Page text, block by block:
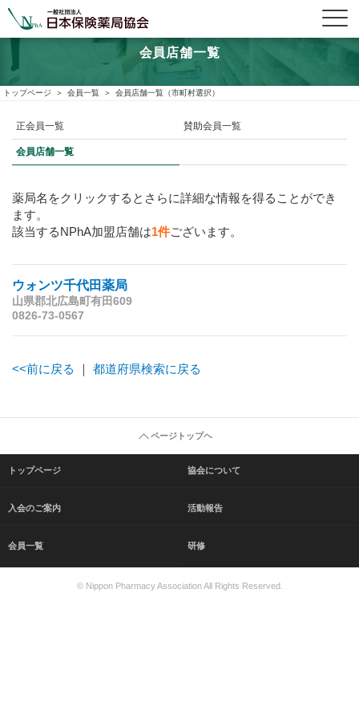
会員店舗一覧
トップページ 会員一覧 会員店舗一覧（市町村選択）
正会員一覧 賛助会員一覧
会員店舗一覧
薬局名をクリックするとさらに詳細な情報を得ることができ
ます。
該当するNPhA加盟店舗は1件ございます。
ウォンツ千代田薬局
山県郡北広島町有田609
0826-73-0567
<<前に戻る ｜ 都道府県検索に戻る
ページトップヘ
トップページ 協会について
入会のご案内 活動報告
会員一覧 研修
© Nippon Pharmacy Association All Rights Reserved.